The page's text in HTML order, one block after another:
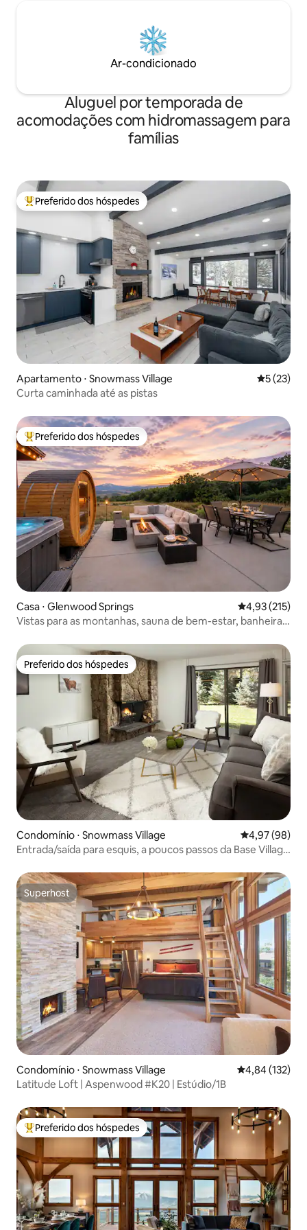
Ar-condicionado
Aluguel por temporada de
acomodações com hidromassagem para
famílias
Entre os melhores preferidos dos hóspedes
Preferido dos hóspedes
Apartamento ⋅ Snowmass Village 5 de uma
5 (23)
Curta caminhada até as pistas
Entre os melhores preferidos dos hóspedes
Preferido dos hóspedes
Casa ⋅ Glenwood Springs 4,93 de uma
4,93 (215)
Vistas para as montanhas, sauna de bem-estar, banheira
churrasqueira
Preferido dos hóspedes
Preferido dos hóspedes
Condomínio ⋅ Snowmass Village 4,97 de uma
4,97 (98)
Entrada/saída para esquis, a poucos passos da Base Village
Superhost
Superhost
Condomínio ⋅ Snowmass Village 4,84 de uma
4,84 (132)
Latitude Loft | Aspenwood #K20 | Estúdio/1B
Entre os melhores preferidos dos hóspedes
Preferido dos hóspedes